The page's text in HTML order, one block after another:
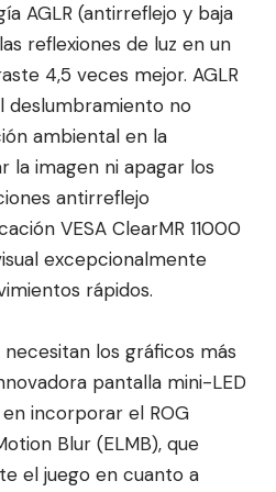
AGLR (antirreflejo y baja
reflexiones de luz en un
4,5 veces mejor. AGLR
deslumbramiento no
ambiental en la
la imagen ni apagar los
antirreflejo
VESA ClearMR 11000
excepcionalmente
rápidos.
necesitan los gráficos más
pantalla mini-LED
incorporar el ROG
Blur (ELMB), que
el juego en cuanto a